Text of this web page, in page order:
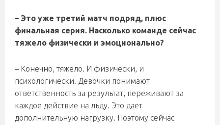
– Это уже третий матч подряд, плюс
финальная серия. Насколько команде сейчас
тяжело физически и эмоционально?
– Конечно, тяжело. И физически, и
психологически. Девочки понимают
ответственность за результат, переживают за
каждое действие на льду. Это дает
дополнительную нагрузку. Поэтому сейчас